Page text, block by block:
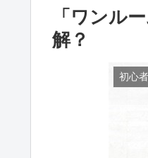
「ワンル
解？
初心者